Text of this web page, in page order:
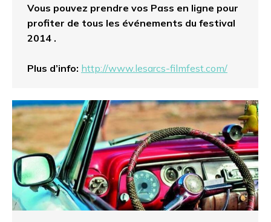
Vous pouvez prendre vos Pass en ligne pour
profiter de tous les événements du festival
2014 .
Plus d’info: http://www.lesarcs-filmfest.com/